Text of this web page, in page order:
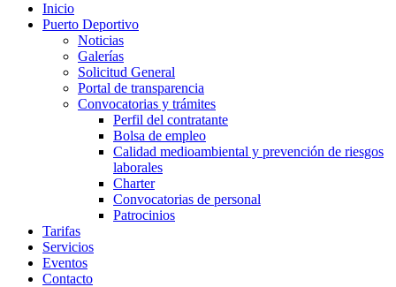
Inicio
Puerto Deportivo
Noticias
Galerías
Solicitud General
Portal de transparencia
Convocatorias y trámites
Perfil del contratante
Bolsa de empleo
Calidad medioambiental y prevención de riesgos
laborales
Charter
Convocatorias de personal
Patrocinios
Tarifas
Servicios
Eventos
Contacto